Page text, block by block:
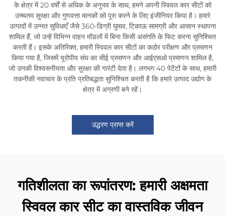
के क्षेत्र में 20 वर्षों से अधिक के अनुभव के साथ, हमने अपनी स्विवल कार सीटों को
उच्चतम सुरक्षा और गुणवत्ता मानकों को पूरा करने के लिए इंजीनियर किया है। हमारे
उत्पादों में उन्नत सुविधाएँ जैसे 360-डिग्री घुमाव, टिकाऊ सामग्री और आसान स्थापना
शामिल हैं, जो उन्हें विभिन्न वाहन मॉडलों में बिना किसी असंगति के फिट करना सुनिश्चित
करती हैं। इसके अतिरिक्त, हमारी स्विवल कार सीटों का कठोर परीक्षण और प्रमाणन
किया गया है, जिसमें यूरोपीय संघ का सीई प्रमाणन और आईएसओ प्रमाणन शामिल है,
जो उनकी विश्वसनीयता और सुरक्षा की गारंटी देता है। लगभग 40 पेटेंटों के साथ, हमारी
तकनीकी नवाचार के प्रति प्रतिबद्धता सुनिश्चित करती है कि हमारे उत्पाद उद्योग के
क्षेत्र में अग्रणी बने रहें।
उद्धरण प्राप्त करें
गतिशीलता का रूपांतरण: हमारी अक्षमता
स्विवल कार सीट का वास्तविक जीवन